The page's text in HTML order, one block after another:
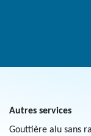
Autres services
Gouttière alu sans